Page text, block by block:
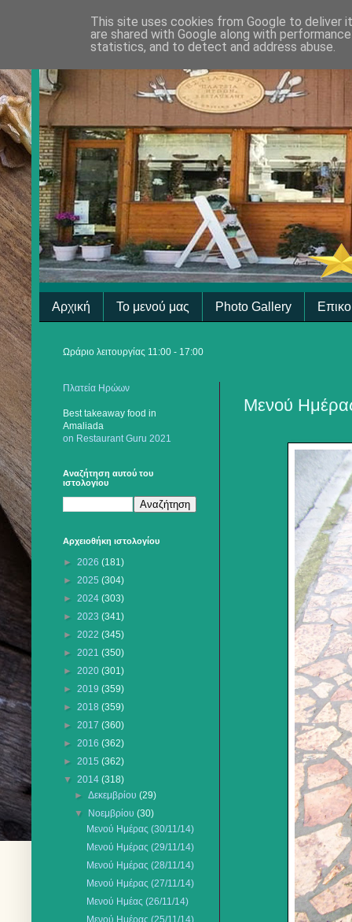
Αρχική Το μενού μας Photo Gallery
Ωράριο λειτουργίας 11:00 - 17:00
Μενού
Πλατεία Ηρώων
Best takeaway food in
Amaliada
on Restaurant Guru 2021
Αναζήτηση αυτού του
ιστολογίου
Αρχειοθήκη ιστολογίου
► 2026 (181)
► 2025 (304)
► 2024 (303)
► 2023 (341)
► 2022 (345)
► 2021 (350)
► 2020 (301)
► 2019 (359)
► 2018 (359)
► 2017 (360)
► 2016 (362)
► 2015 (362)
▼ 2014 (318)
►Δεκεμβρίου(29)
▼
Νοεμβρίου(30)
Μενού Ημέρας (30/11/14)
Μενού Ημέρας (29/11/14)
Μενού Ημέρας (28/11/14)
Μενού Ημέρας (27/11/14)
Μενού Ημέας (26/11/14)
Μενού Ημέρας (25/11/14)
This site uses cookies from Google to deliver
are shared with Google along with
statistics, and to detect and address abuse.